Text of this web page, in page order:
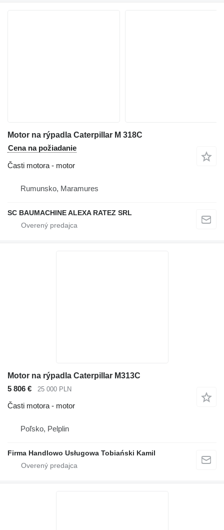
Motor na rýpadla Caterpillar M 318C
Cena na požiadanie
Časti motora - motor
Rumunsko, Maramures
SC BAUMACHINE ALEXA RATEZ SRL
Motor na rýpadla Caterpillar M313C
5 806 €
25 000 PLN
Časti motora - motor
Poľsko, Pelplin
Firma Handlowo Usługowa Tobiański Kamil